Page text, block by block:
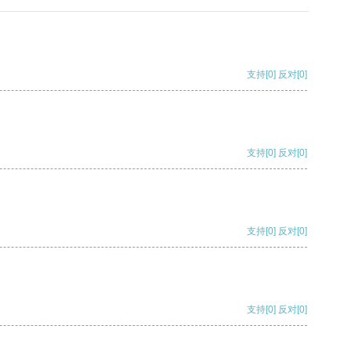
支持[0] 反对[0]
支持[0] 反对[0]
支持[0] 反对[0]
支持[0] 反对[0]